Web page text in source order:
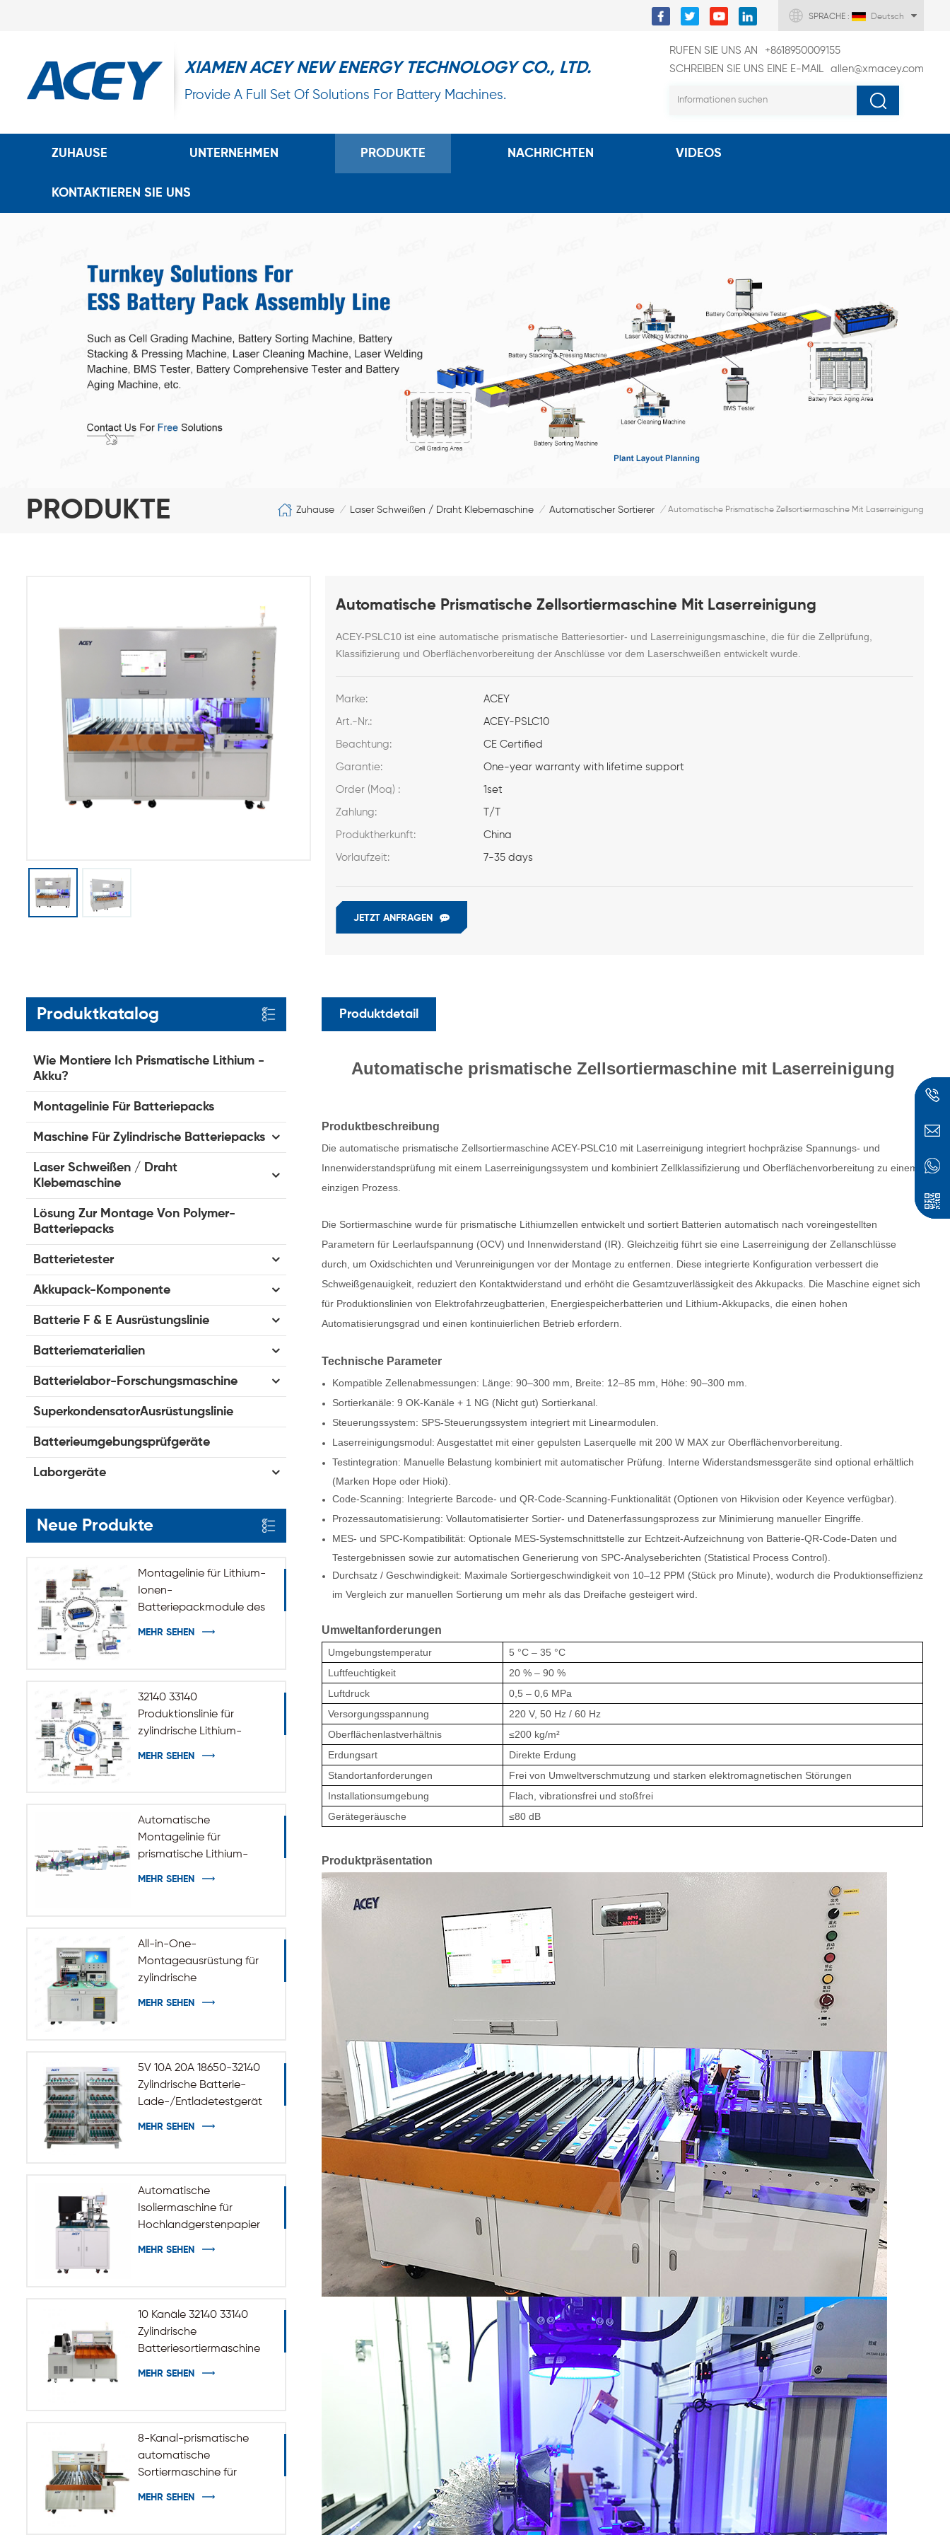
SPRACHE : Deutsch
XIAMEN ACEY NEW ENERGY TECHNOLOGY CO., LTD.
Provide A Full Set Of Solutions For Battery Machines.
RUFEN SIE UNS AN
+8618950009155
SCHREIBEN SIE UNS EINE E-MAIL
allen@xmacey.com
ZUHAUSE UNTERNEHMEN PRODUKTE NACHRICHTEN VIDEOS
KONTAKTIEREN SIE UNS
PRODUKTE Zuhause / Laser Schweißen / Draht Klebemaschine / Automatischer Sortierer / Automatische Prismatische Zellsortiermaschine Mit Laserreinigung
Automatische Prismatische Zellsortiermaschine Mit Laserreinigung
ACEY-PSLC10 ist eine automatische prismatische Batteriesortier- und Laserreinigungsmaschine, die für die Zellprüfung,
Klassifizierung und Oberflächenvorbereitung der Anschlüsse vor dem Laserschweißen entwickelt wurde.
Marke: ACEY
Art.-Nr.: ACEY-PSLC10
Beachtung: CE Certified
Garantie: One-year warranty with lifetime support
Order (Moq) : 1set
Zahlung: T/T
Produktherkunft: China
Vorlaufzeit: 7-35 days
JETZT ANFRAGEN
Produktkatalog
Wie Montiere Ich Prismatische Lithium -
Akku?
Montagelinie Für Batteriepacks
Maschine Für Zylindrische Batteriepacks
Laser Schweißen / Draht
Klebemaschine
Lösung Zur Montage Von Polymer-
Batteriepacks
Batterietester
Akkupack-Komponente
Batterie F & E Ausrüstungslinie
Batteriematerialien
Batterielabor-Forschungsmaschine
SuperkondensatorAusrüstungslinie
Batterieumgebungsprüfgeräte
Laborgeräte
Neue Produkte
Montagelinie für Lithium-
Ionen-
Batteriepackmodule des
MEHR SEHEN
32140 33140
Produktionslinie für
zylindrische Lithium-
MEHR SEHEN
Automatische
Montagelinie für
prismatische Lithium-
MEHR SEHEN
All-in-One-
Montageausrüstung für
zylindrische
MEHR SEHEN
5V 10A 20A 18650-32140
Zylindrische Batterie-
Lade-/Entladetestgerät
MEHR SEHEN
Automatische
Isoliermaschine für
Hochlandgerstenpapier
MEHR SEHEN
10 Kanäle 32140 33140
Zylindrische
Batteriesortiermaschine
MEHR SEHEN
8-Kanal-prismatische
automatische
Sortiermaschine für
MEHR SEHEN
Produktdetail
Automatische prismatische Zellsortiermaschine mit Laserreinigung
Produktbeschreibung
Die automatische prismatische Zellsortiermaschine ACEY-PSLC10 mit Laserreinigung integriert hochpräzise Spannungs- und
Innenwiderstandsprüfung mit einem Laserreinigungssystem und kombiniert Zellklassifizierung und Oberflächenvorbereitung zu einem
einzigen Prozess.
Die Sortiermaschine wurde für prismatische Lithiumzellen entwickelt und sortiert Batterien automatisch nach voreingestellten
Parametern für Leerlaufspannung (OCV) und Innenwiderstand (IR). Gleichzeitig führt sie eine Laserreinigung der Zellanschlüsse
durch, um Oxidschichten und Verunreinigungen vor der Montage zu entfernen. Diese integrierte Konfiguration verbessert die
Schweißgenauigkeit, reduziert den Kontaktwiderstand und erhöht die Gesamtzuverlässigkeit des Akkupacks. Die Maschine eignet sich
für Produktionslinien von Elektrofahrzeugbatterien, Energiespeicherbatterien und Lithium-Akkupacks, die einen hohen
Automatisierungsgrad und einen kontinuierlichen Betrieb erfordern.
Technische Parameter
Kompatible Zellenabmessungen: Länge: 90–300 mm, Breite: 12–85 mm, Höhe: 90–300 mm.
Sortierkanäle: 9 OK-Kanäle + 1 NG (Nicht gut) Sortierkanal.
Steuerungssystem: SPS-Steuerungssystem integriert mit Linearmodulen.
Laserreinigungsmodul: Ausgestattet mit einer gepulsten Laserquelle mit 200 W MAX zur Oberflächenvorbereitung.
Testintegration: Manuelle Belastung kombiniert mit automatischer Prüfung. Interne Widerstandsmessgeräte sind optional erhältlich
(Marken Hope oder Hioki).
Code-Scanning: Integrierte Barcode- und QR-Code-Scanning-Funktionalität (Optionen von Hikvision oder Keyence verfügbar).
Prozessautomatisierung: Vollautomatisierter Sortier- und Datenerfassungsprozess zur Minimierung manueller Eingriffe.
MES- und SPC-Kompatibilität: Optionale MES-Systemschnittstelle zur Echtzeit-Aufzeichnung von Batterie-QR-Code-Daten und
Testergebnissen sowie zur automatischen Generierung von SPC-Analyseberichten (Statistical Process Control).
Durchsatz / Geschwindigkeit: Maximale Sortiergeschwindigkeit von 10–12 PPM (Stück pro Minute), wodurch die Produktionseffizienz
im Vergleich zur manuellen Sortierung um mehr als das Dreifache gesteigert wird.
Umweltanforderungen
Umgebungstemperatur
5 °C – 35 °C
Luftfeuchtigkeit
20 % – 90 %
Luftdruck
0,5 – 0,6 MPa
Versorgungsspannung
220 V, 50 Hz / 60 Hz
Oberflächenlastverhältnis
≤200 kg/m²
Erdungsart
Direkte Erdung
Standortanforderungen
Frei von Umweltverschmutzung und starken elektromagnetischen Störungen
Installationsumgebung
Flach, vibrationsfrei und stoßfrei
Gerätegeräusche
≤80 dB
Produktpräsentation